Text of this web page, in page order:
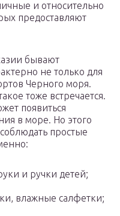
и относительно
предоставляют
бывают
не только для
Черного моря.
тоже встречается.
появиться
в море. Но этого
простые
и ручки детей;
влажные салфетки;